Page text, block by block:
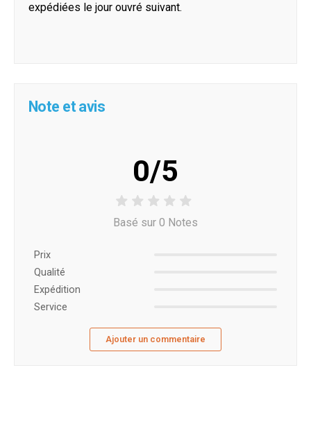
expédiées le jour ouvré suivant.
Note et avis
0/5
Basé sur 0 Notes
Prix ​​
Qualité
Expédition
Service
Ajouter un commentaire